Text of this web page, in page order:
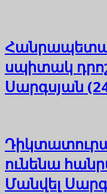
սպիտակ
Սարգսյան
ունենա
Մանվել